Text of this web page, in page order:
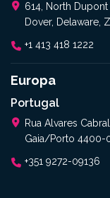
614, North Dupont
Dover, Delaware,
+1 413 418 1222
Europa
Portugal
Rua Alvares
Gaia/Porto 4400-
+351 9272-09136